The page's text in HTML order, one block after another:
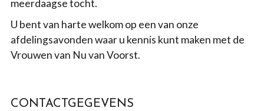
meerdaagse tocht.
U bent van harte welkom op een van onze
afdelingsavonden waar u kennis kunt maken met de
Vrouwen van Nu van Voorst.
CONTACTGEGEVENS